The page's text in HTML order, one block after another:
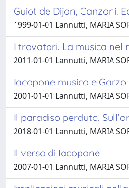
Guiot de Dijon, Canzoni.
1999-01-01 Lannutti, MARIA
I trovatori. La musica nel
2011-01-01 Lannutti, MARIA
Iacopone musico e
2001-01-01 Lannutti, MARIA
Il paradiso perduto.
2018-01-01 Lannutti, MARIA
Il verso di Iacopone
2007-01-01 Lannutti, MARIA